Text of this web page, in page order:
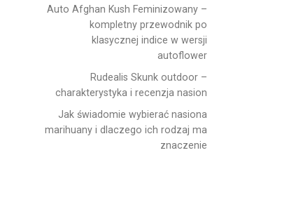
Auto Afghan Kush Feminizowany –
kompletny przewodnik po
klasycznej indice w wersji
autoflower
Rudealis Skunk outdoor –
charakterystyka i recenzja nasion
Jak świadomie wybierać nasiona
marihuany i dlaczego ich rodzaj ma
znaczenie